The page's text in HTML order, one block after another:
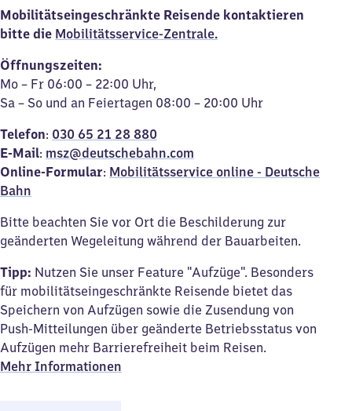
Mobilitätseingeschränkte Reisende kontaktieren
bitte die Mobilitätsservice-Zentrale.
Öffnungszeiten:
Mo – Fr 06:00 – 22:00 Uhr,
Sa – So und an Feiertagen 08:00 – 20:00 Uhr
Telefon: 030 65 21 28 880
E-Mail: msz@deutschebahn.com
Online-Formular: Mobilitätsservice online - Deutsche
Bahn
Bitte beachten Sie vor Ort die Beschilderung zur
geänderten Wegeleitung während der Bauarbeiten.
Tipp: Nutzen Sie unser Feature "Aufzüge". Besonders
für mobilitätseingeschränkte Reisende bietet das
Speichern von Aufzügen sowie die Zusendung von
Push-Mitteilungen über geänderte Betriebsstatus von
Aufzügen mehr Barrierefreiheit beim Reisen.
Mehr Informationen